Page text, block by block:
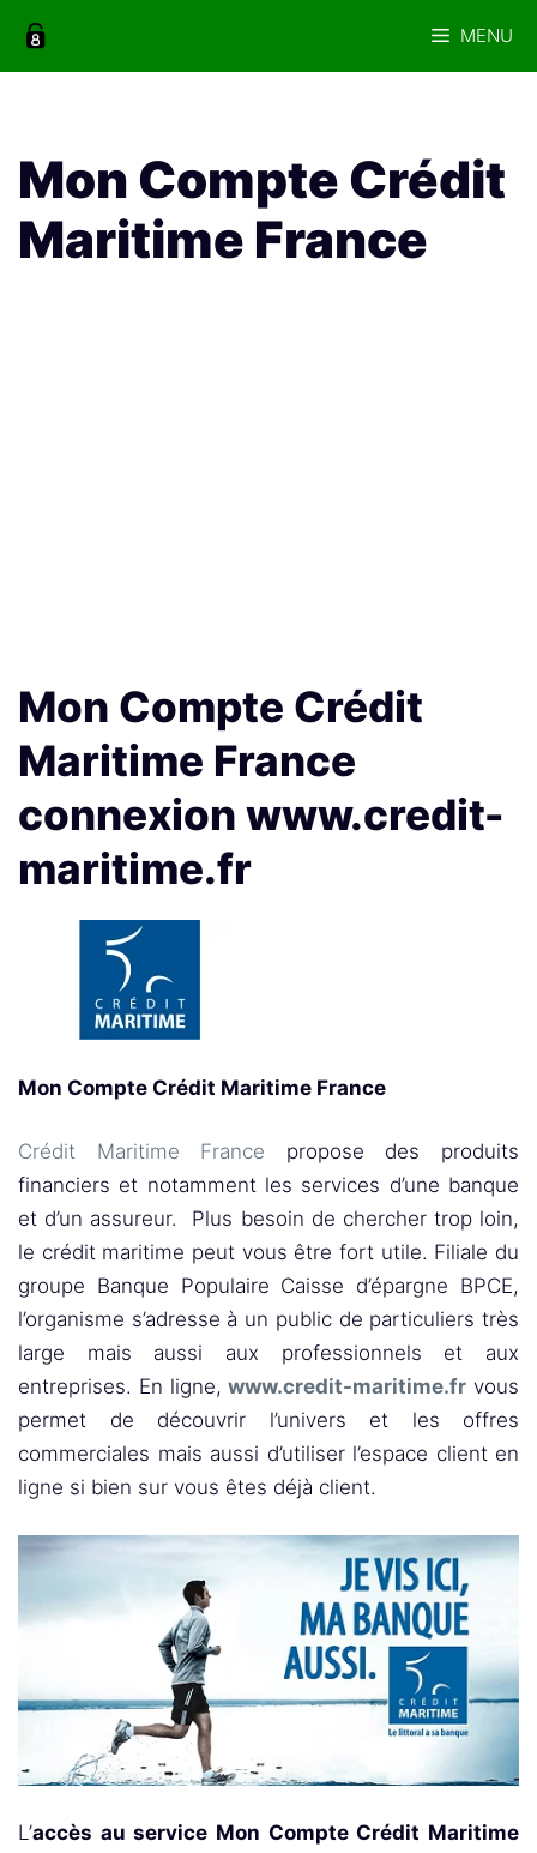
MENU
Mon Compte Crédit
Maritime France
Mon Compte Crédit
Maritime France
connexion www.credit-
maritime.fr
Mon Compte Crédit Maritime France
Crédit Maritime France propose des produits
financiers et notamment les services d’une banque
et d’un assureur. Plus besoin de chercher trop loin,
le crédit maritime peut vous être fort utile. Filiale du
groupe Banque Populaire Caisse d’épargne BPCE,
l’organisme s’adresse à un public de particuliers très
large mais aussi aux professionnels et aux
entreprises. En ligne,www.credit-maritime.fr vous
permet de découvrir l’univers et les offres
commerciales mais aussi d’utiliser l’espace client en
ligne si bien sur vous êtes déjà client.
L’accès au service Mon Compte Crédit Maritime